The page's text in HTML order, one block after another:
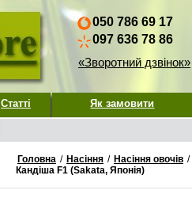
050 786 69 17
097 636 78 86
«Зворотний дзвінок»
Статті Як замовити
Головна / Насіння / Насіння овочів /
Кандіша F1 (Sakata, Японія)